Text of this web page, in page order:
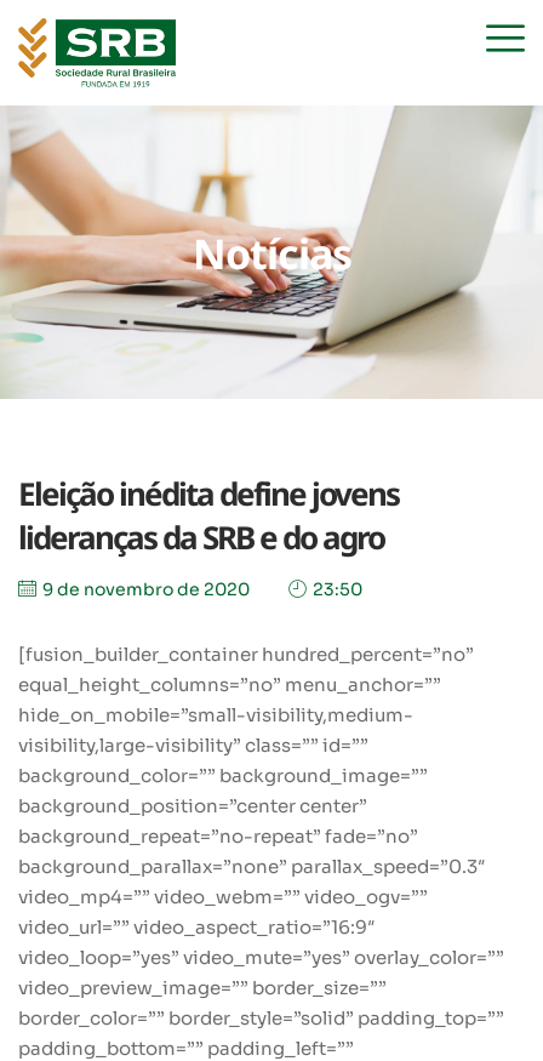
Notícias
Eleição inédita define jovens
lideranças da SRB e do agro
9 de novembro de 2020 23:50
[fusion_builder_container hundred_percent=”no”
equal_height_columns=”no” menu_anchor=””
hide_on_mobile=”small-visibility,medium-
visibility,large-visibility” class=”” id=””
background_color=”” background_image=””
background_position=”center center”
background_repeat=”no-repeat” fade=”no”
background_parallax=”none” parallax_speed=”0.3″
video_mp4=”” video_webm=”” video_ogv=””
video_url=”” video_aspect_ratio=”16:9″
video_loop=”yes” video_mute=”yes” overlay_color=””
video_preview_image=”” border_size=””
border_color=”” border_style=”solid” padding_top=””
padding_bottom=”” padding_left=””